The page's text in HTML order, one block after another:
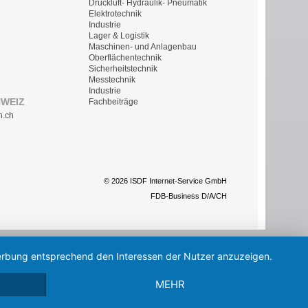
Druckluft- Hydraulik- Pneumatik
Elektrotechnik
Industrie
Lager & Logistik
Maschinen- und Anlagenbau
Oberflächentechnik
Sicherheitstechnik
Messtechnik
Industrie
Fachbeiträge
© 2026 ISDF Internet-Service GmbH
FDB-Business D/A/CH
entsprechend den Interessen der Nutzer anzuzeigen.
MEHR